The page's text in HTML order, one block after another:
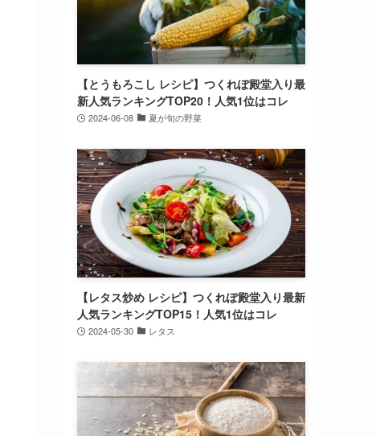
【とうもろこし レシピ】つくれぽ殿堂入り最
新人気ランキングTOP20！人気1位はコレ
2024-06-08 夏が旬の野菜
【レタス炒め レシピ】つくれぽ殿堂入り最新
人気ランキングTOP15！人気1位はコレ
2024-05-30 レタス